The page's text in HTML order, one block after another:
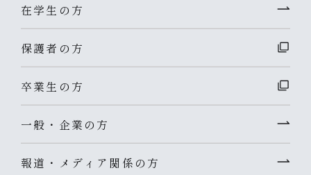
在学生の方
保護者の方
卒業生の方
一般・企業の方
報道・メディア関係の方